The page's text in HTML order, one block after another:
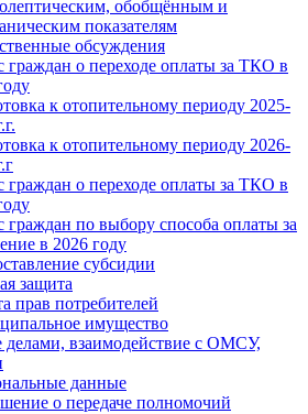
обобщённым и
показателям
обсуждения
граждан о переходе оплаты за ТКО в
к отопительному периоду 2025-
к отопительному периоду 2026-
граждан о переходе оплаты за ТКО в
граждан по выбору способа оплаты за
в 2026 году
субсидии
защита
прав потребителей
имущество
делами, взаимодействие с ОМСУ,
данные
о передаче полномочий